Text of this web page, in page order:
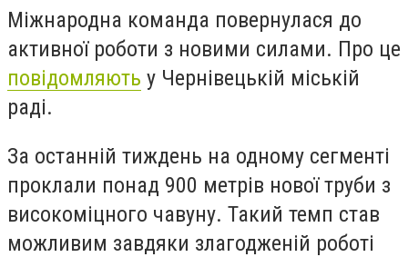
Міжнародна команда повернулася до
активної роботи з новими силами. Про це
повідомляють у Чернівецькій міській
раді.
За останній тиждень на одному сегменті
проклали понад 900 метрів нової труби з
високоміцного чавуну. Такий темп став
можливим завдяки злагодженій роботі